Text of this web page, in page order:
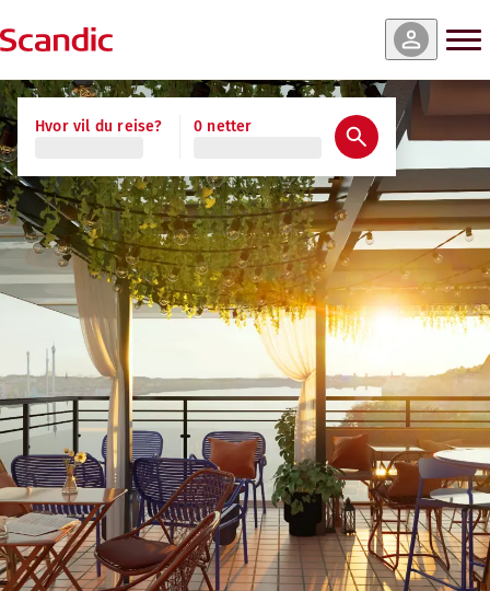
Hvor vil du reise? 0 netter